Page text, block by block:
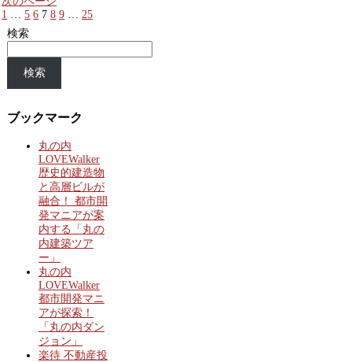
1
5 6 7 8 9
25
検索
検索
ブックマーク
丸の内
LOVEWalker
歴史的建造物
と高層ビルが
融合！ 都市開
発マニアが案
内する「丸の
内建築ツア
ー」
丸の内
LOVEWalker
都市開発マニ
アが探索！
「丸の内ダン
ジョン」
楽待 不動産投